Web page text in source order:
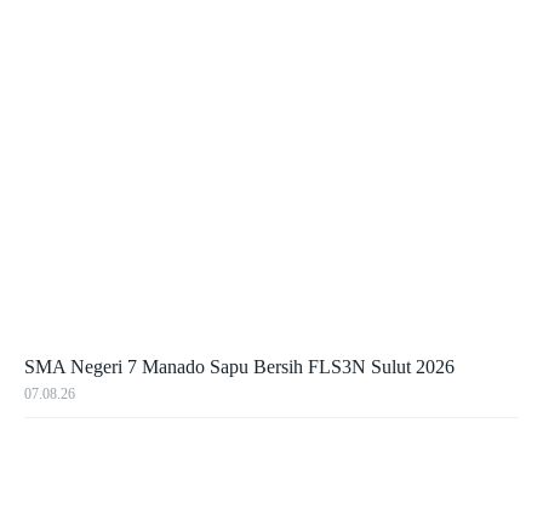
SMA Negeri 7 Manado Sapu Bersih FLS3N Sulut 2026
07.08.26